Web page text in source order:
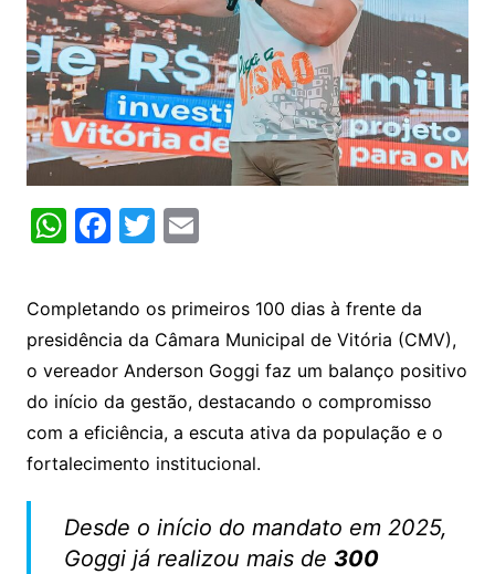
W
at
s
A
p
p
F
c
e
b
o
o
k
T
itt
er
E
ai
l
Completando os primeiros 100 dias à frente da
presidência da Câmara Municipal de Vitória (CMV),
o vereador Anderson Goggi faz um balanço positivo
do início da gestão, destacando o compromisso
com a eficiência, a escuta ativa da população e o
fortalecimento institucional.
Desde o início do mandato em 2025,
Goggi já realizou mais de 300